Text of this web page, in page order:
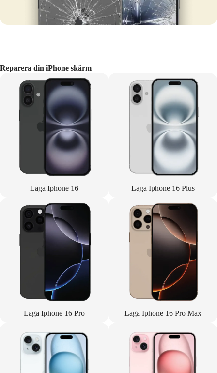
Reparera din iPhone skärm
Laga Iphone 16 Laga Iphone 16 Plus
Laga Iphone 16 Pro Laga Iphone 16 Pro Max